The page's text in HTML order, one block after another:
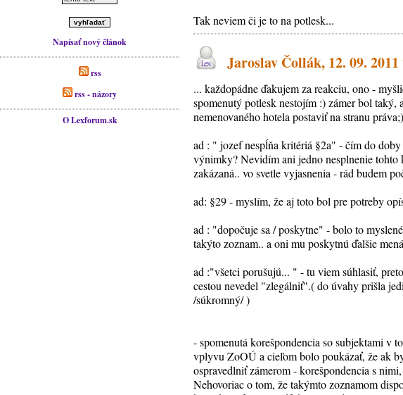
Napísať nový článok
rss
rss - názory
O Lexforum.sk
Tak neviem či je to na potlesk...
Jaroslav Čollák, 12. 09.
... každopádne ďakujem za reakciu, ono -
spomenutý potlesk nestojím :) zámer bol
nemenovaného hotela postaviť na stranu
ad : " jozef nespĺňa kritériá §2a" - čím do
výnimky? Nevidím ani jedno nesplnenie tohto
zakázaná.. vo svetle vyjasnenia - rád budem
ad: §29 - myslím, že aj toto bol pre potreby
ad : "dopočuje sa / poskytne" - bolo to
takýto zoznam.. a oni mu poskytnú ďalšie
ad :"všetci porušujú... " - tu viem súhlasiť,
cestou nevedel "zlegálniť".( do úvahy prišla
/súkromný/ )
- spomenutá korešpondencia so subjektami v
vplyvu ZoOÚ a cieľom bolo poukázať, že ak
ospravedlniť zámerom - korešpondencia s
Nehovoriac o tom, že takýmto zoznamom